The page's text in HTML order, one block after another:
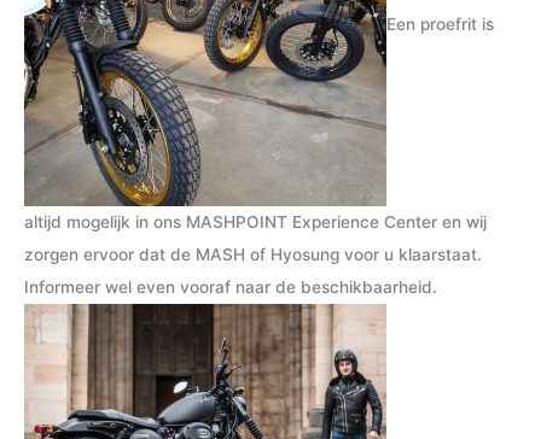
Een proefrit is
altijd mogelijk in ons MASHPOINT Experience Center en wij
zorgen ervoor dat de MASH of Hyosung voor u klaarstaat.
Informeer wel even vooraf naar de beschikbaarheid.